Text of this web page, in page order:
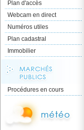
Plan d'accès
Webcam en direct
Numéros utiles
Plan cadastral
Immobilier
Procédures en cours